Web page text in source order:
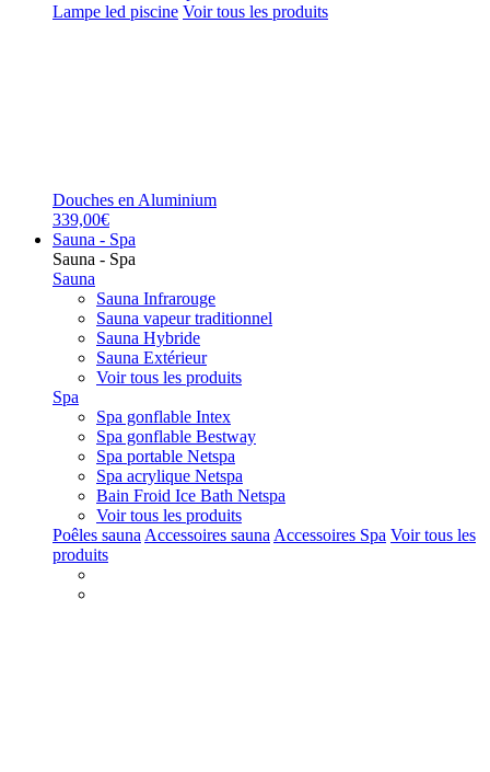
Lampe led piscine Voir tous les produits
Douches en Aluminium
339,00€
Sauna - Spa
Sauna - Spa
Sauna
Sauna Infrarouge
Sauna vapeur traditionnel
Sauna Hybride
Sauna Extérieur
Voir tous les produits
Spa
Spa gonflable Intex
Spa gonflable Bestway
Spa portable Netspa
Spa acrylique Netspa
Bain Froid Ice Bath Netspa
Voir tous les produits
Poêles sauna Accessoires sauna Accessoires Spa Voir tous les
produits